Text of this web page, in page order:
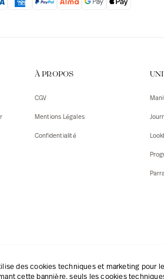
À PROPOS
CGV
Mentions Légales
Confidentialité
des cookies techniques et marketing pour
cette bannière, seuls les cookies